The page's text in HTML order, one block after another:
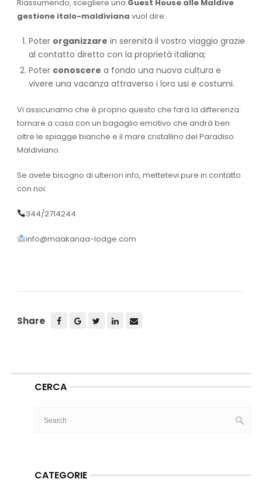
Riassumendo, scegliere una Guest House alle Maldive
gestione italo-maldiviana vuol dire:
Poter organizzare in serenità il vostro viaggio grazie
al contatto diretto con la proprietà italiana;
Poter conoscere a fondo una nuova cultura e
vivere una vacanza attraverso i loro usi e costumi.
Vi assicuriamo che è proprio questo che farà la differenza:
tornare a casa con un bagaglio emotivo che andrà ben
oltre le spiagge bianche e il mare cristallino del Paradiso
Maldiviano.
Se avete bisogno di ulteriori info, mettetevi pure in contatto
con noi:
344/2714244
info@maakanaa-lodge.com
Share
CERCA
CATEGORIE